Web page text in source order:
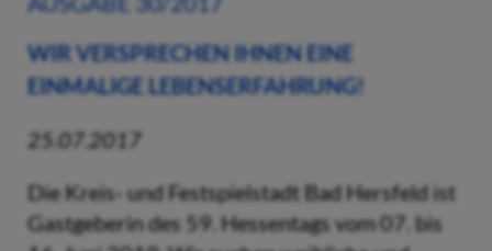
WIR VERSPRECHEN IHNEN EINE
EINMALIGE LEBENSERFAHRUNG!
25.07.2017
Die Kreis- und Festspielstadt Bad Hersfeld ist
Gastgeberin des 59. Hessentags vom 07. bis